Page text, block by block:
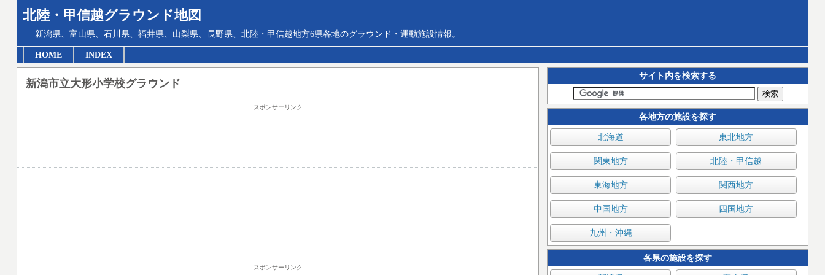
北陸・甲信越グラウンド地図
新潟県、富山県、石川県、福井県、山梨県、長野県、北陸・甲信越地方6県各地のグラウンド・運動施設情報。
HOME INDEX
サイト内を検索する
各地方の施設を探す
北海道 東北地方
関東地方 北陸・甲信越
東海地方 関西地方
中国地方 四国地方
九州・沖縄
各県の施設を探す
新潟市立大形小学校グラウンド
スポンサーリンク
スポンサーリンク